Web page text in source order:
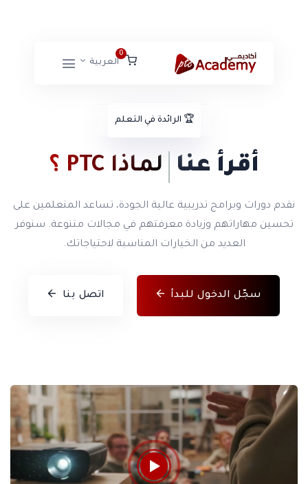
0
العربية
🏆 الرائدة في التعلم
أقرأ عنا لماذا PTC ؟
نقدم دورات وبرامج تدريبية عالية الجودة، تساعد المتعلمين على
تحسين مهاراتهم وزيادة معرفتهم في مجالات متنوعة. سنوفر
العديد من الخيارات المناسبة لاحتياجاتك.
سجّل الدخول للبدأ اتصل بنا